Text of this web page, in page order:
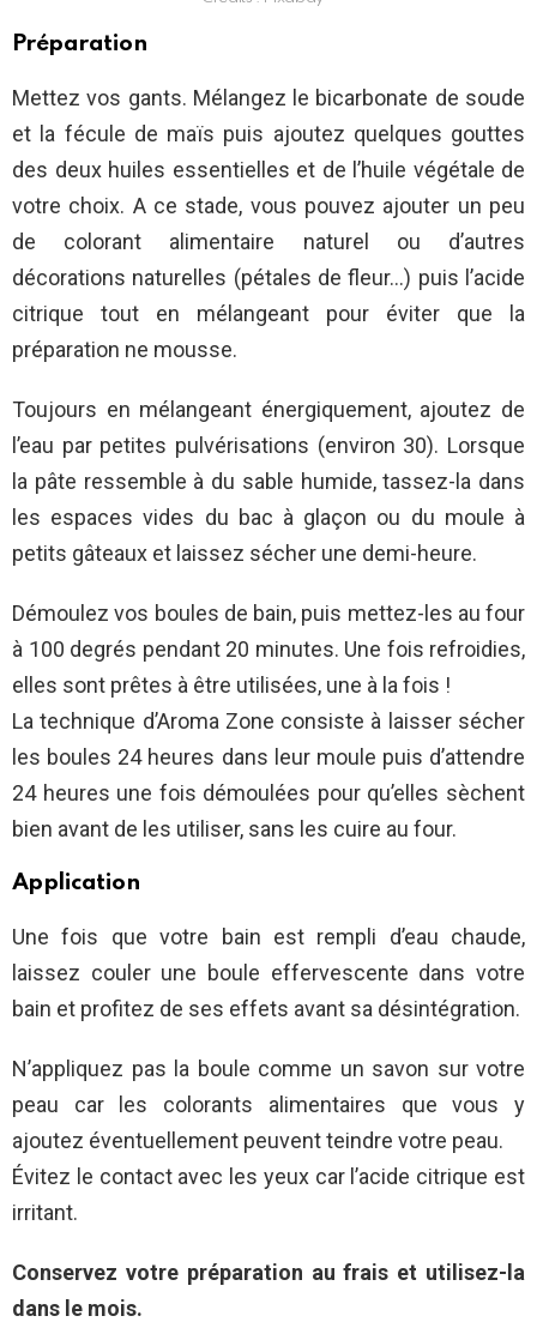
Préparation
Mettez vos gants. Mélangez le bicarbonate de soude
et la fécule de maïs puis ajoutez quelques gouttes
des deux huiles essentielles et de l’huile végétale de
votre choix. A ce stade, vous pouvez ajouter un peu
de colorant alimentaire naturel ou d’autres
décorations naturelles (pétales de fleur…) puis l’acide
citrique tout en mélangeant pour éviter que la
préparation ne mousse.
Toujours en mélangeant énergiquement, ajoutez de
l’eau par petites pulvérisations (environ 30). Lorsque
la pâte ressemble à du sable humide, tassez-la dans
les espaces vides du bac à glaçon ou du moule à
petits gâteaux et laissez sécher une demi-heure.
Démoulez vos boules de bain, puis mettez-les au four
à 100 degrés pendant 20 minutes. Une fois refroidies,
elles sont prêtes à être utilisées, une à la fois !
La technique d’Aroma Zone consiste à laisser sécher
les boules 24 heures dans leur moule puis d’attendre
24 heures une fois démoulées pour qu’elles sèchent
bien avant de les utiliser, sans les cuire au four.
Application
Une fois que votre bain est rempli d’eau chaude,
laissez couler une boule effervescente dans votre
bain et profitez de ses effets avant sa désintégration.
N’appliquez pas la boule comme un savon sur votre
peau car les colorants alimentaires que vous y
ajoutez éventuellement peuvent teindre votre peau.
Évitez le contact avec les yeux car l’acide citrique est
irritant.
Conservez votre préparation au frais et utilisez-la
dans le mois.